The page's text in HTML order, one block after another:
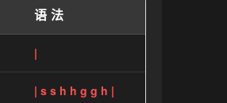
语法
|
| s s h h g g h |